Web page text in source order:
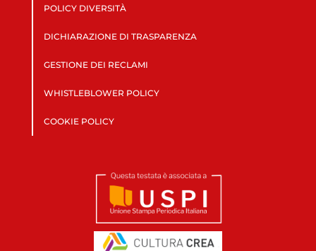
POLICY DIVERSITÀ
DICHIARAZIONE DI TRASPARENZA
GESTIONE DEI RECLAMI
WHISTLEBLOWER POLICY
COOKIE POLICY